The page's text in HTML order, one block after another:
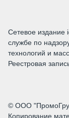
Сетевое издание
службе по
технологий и
Реестровая
© ООО
Копирование